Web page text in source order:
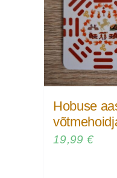
Hobuse
19,99 €